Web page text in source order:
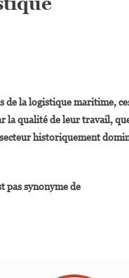
de la logistique maritime,
la qualité de leur travail,
historiquement
pas synonyme de